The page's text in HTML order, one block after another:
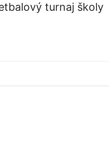
turnaj školy